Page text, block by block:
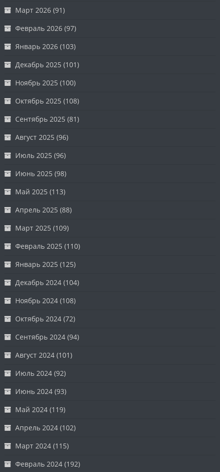
Март 2026 (91)
Февраль 2026 (97)
Январь 2026 (103)
Декабрь 2025 (101)
Ноябрь 2025 (100)
Октябрь 2025 (108)
Сентябрь 2025 (81)
Август 2025 (96)
Июль 2025 (96)
Июнь 2025 (98)
Май 2025 (113)
Апрель 2025 (88)
Март 2025 (109)
Февраль 2025 (110)
Январь 2025 (125)
Декабрь 2024 (104)
Ноябрь 2024 (108)
Октябрь 2024 (72)
Сентябрь 2024 (94)
Август 2024 (101)
Июль 2024 (92)
Июнь 2024 (93)
Май 2024 (119)
Апрель 2024 (102)
Март 2024 (115)
Февраль 2024 (192)